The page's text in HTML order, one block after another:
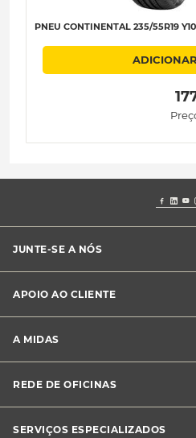
PNEU CONTINENTAL 235/55R19
JUNTE-SE A NÓS
Franchising Midas
APOIO AO CLIENTE
Livro de Reclamações
Canal de Denúncias
Perguntas Frequentes
A MIDAS
Sustentabilidade
Notícias Midas
REDE DE OFICINAS
SERVIÇOS ESPECIALIZADOS